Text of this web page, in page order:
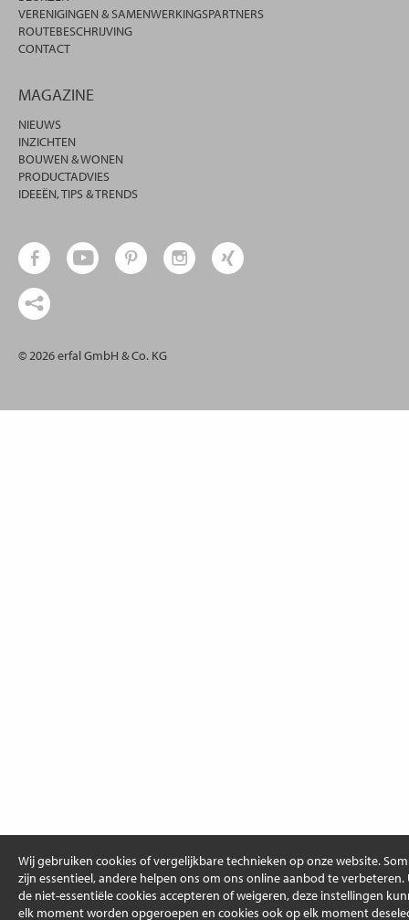
Wij gebruiken cookies of vergelijkbare technieken op onze website.
zijn essentieel, andere helpen ons om ons online aanbod te verbeteren.
de niet-essentiële cookies accepteren of weigeren, deze instellingen
elk moment worden opgeroepen en cookies ook op elk moment
VERENIGINGEN & SAMENWERKINGSPARTNERS
ROUTEBESCHRIJVING
CONTACT
MAGAZINE
NIEUWS
INZICHTEN
BOUWEN & WONEN
PRODUCTADVIES
IDEEËN, TIPS & TRENDS
© 2026 erfal GmbH & Co. KG